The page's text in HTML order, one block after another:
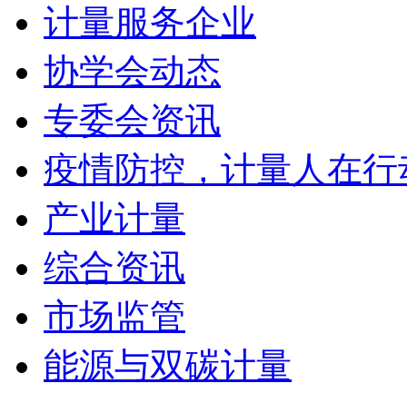
计量服务企业
协学会动态
专委会资讯
疫情防控，计量人在行
产业计量
综合资讯
市场监管
能源与双碳计量